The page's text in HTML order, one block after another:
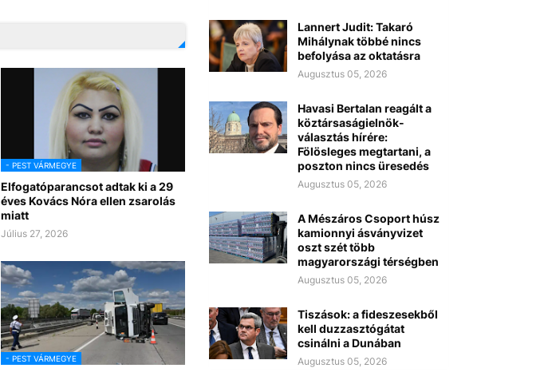
- PEST VÁRMEGYE
Elfogatóparancsot adtak ki a 29
éves Kovács Nóra ellen zsarolás
miatt
Július 27, 2026
- PEST VÁRMEGYE
Lannert Judit: Takaró
Mihálynak többé nincs
befolyása az oktatásra
Augusztus 05, 2026
Havasi Bertalan reagált a
köztársaságielnök-
választás hírére:
Fölösleges megtartani, a
poszton nincs üresedés
Augusztus 05, 2026
A Mészáros Csoport húsz
kamionnyi ásványvizet
oszt szét több
magyarországi térségben
Augusztus 05, 2026
Tiszások: a fideszesekből
kell duzzasztógátat
csinálni a Dunában
Augusztus 05, 2026